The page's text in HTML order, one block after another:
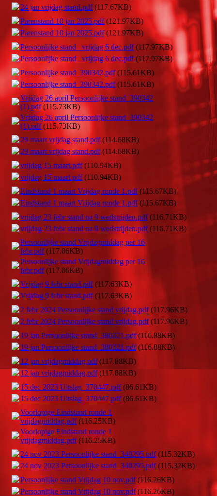
24 jan vrijdag stand.pdf(117.67KB)
Parenstand 10 jan 2025.pdf(121.97KB)
Parenstand 10 jan 2025.pdf(121.97KB)
Persoonlijke stand_ vrijdag 6 dec.pdf(117.97KB)
Persoonlijke stand_ vrijdag 6 dec.pdf(117.97KB)
Persoonlijke stand_390342.pdf(115.61KB)
Persoonlijke stand_390342.pdf(115.61KB)
Vrijdag 26 april Persoonlijke stand_390342
(1).pdf(115.73KB)
Vrijdag 26 april Persoonlijke stand_390342
(1).pdf(115.73KB)
29 maart vrijdag stand.pdf(114.68KB)
29 maart vrijdag stand.pdf(114.68KB)
vrijdag 15 maart.pdf(110.94KB)
vrijdag 15 maart.pdf(110.94KB)
Eindstand 1 maart Vrijdag ronde 1.pdf(115.67KB)
Eindstand 1 maart Vrijdag ronde 1.pdf(115.67KB)
vrijdag 23 febr stand na 9 wedstrijden.pdf(116.71KB)
vrijdag 23 febr stand na 9 wedstrijden.pdf(116.71KB)
Persoonlijke stand Vrijdagmiddag per 16
febr.pdf(117.06KB)
Persoonlijke stand Vrijdagmiddag per 16
febr.pdf(117.06KB)
Vrijdag 9 febr stand.pdf(117.63KB)
Vrijdag 9 febr stand.pdf(117.63KB)
2 febr 2024 Persoonlijke stand vrijdag.pdf(117.96KB)
2 febr 2024 Persoonlijke stand vrijdag.pdf(117.96KB)
19 jan Persoonlijke stand_380321.pdf(116.88KB)
19 jan Persoonlijke stand_380321.pdf(116.88KB)
12 jan vrijdagmiddag.pdf(117.88KB)
12 jan vrijdagmiddag.pdf(117.88KB)
15 dec 2023 Uitslag_370447.pdf(86.61KB)
15 dec 2023 Uitslag_370447.pdf(86.61KB)
Voorlopige Eindstand ronde 1
vrijdagmiddag.pdf(116.25KB)
Voorlopige Eindstand ronde 1
vrijdagmiddag.pdf(116.25KB)
24 nov 2023 Persoonlijke stand_340295.pdf(115.32KB)
24 nov 2023 Persoonlijke stand_340295.pdf(115.32KB)
Persoonlijke stand Vrijdag 10 nov.pdf(116.26KB)
Persoonlijke stand Vrijdag 10 nov.pdf(116.26KB)